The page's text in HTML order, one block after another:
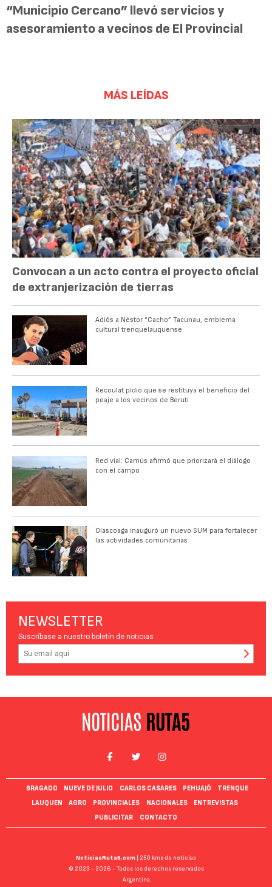
“Municipio Cercano” llevó servicios y
asesoramiento a vecinos de El Provincial
MÁS LEÍDAS
Convocan a un acto contra el proyecto oficial
de extranjerización de tierras
Adiós a Néstor “Cacho” Tacunau, emblema
cultural trenquelauquense
Recoulat pidió que se restituya el beneficio del
peaje a los vecinos de Beruti
Red vial: Camús afirmó que priorizará el diálogo
con el campo
Olascoaga inauguró un nuevo SUM para fortalecer
las actividades comunitarias
NEWSLETTER
Suscríbase a nuestro boletín de noticias
BRAGADO NUEVE DE JULIO CARLOS CASARES PEHUAJÓ
TRENQUE
LAUQUEN
AGRO PROVINCIALES NACIONALES
ENTREVISTAS
PUBLICITAR
CONTACTO
NoticiasRuta5.com
| 250 kms de noticias
© 2023 - 2026 - Todos los derechos reservados
Argentina.